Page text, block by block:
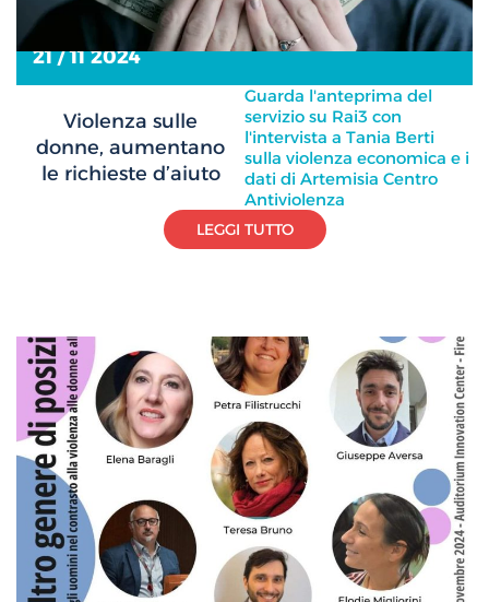
Violenza sulle
donne, aumentano
le richieste d’aiuto
Guarda l'anteprima del
servizio su Rai3 con
l'intervista a Tania Berti
sulla violenza economica e i
dati di Artemisia Centro
Antiviolenza
21 / 11 2024
LEGGI TUTTO